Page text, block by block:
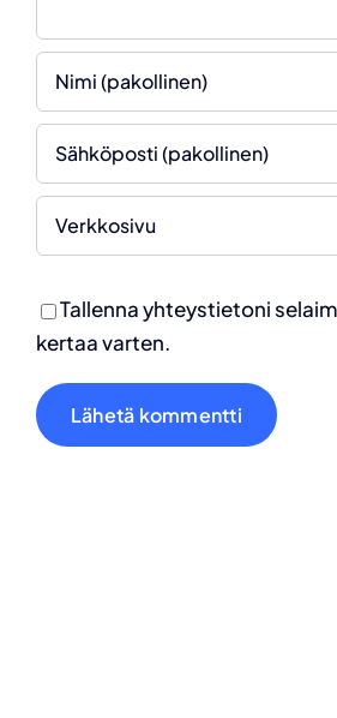
Tallenna yhteystietoni
kertaa varten.